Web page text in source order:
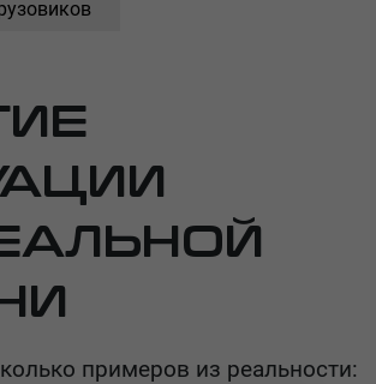
примеров из реальности: